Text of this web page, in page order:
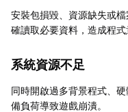
安裝包損毀、資源缺失或
確讀取必要資料，造成程式
系統資源不足
同時開啟過多背景程式、
備負荷導致遊戲崩潰。